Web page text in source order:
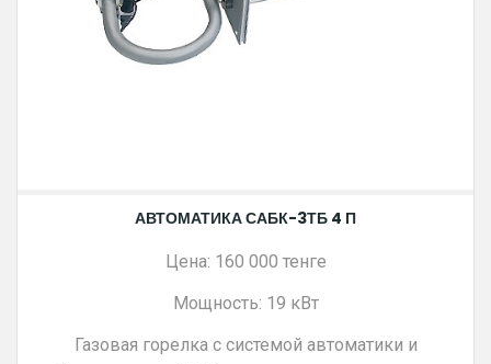
АВТОМАТИКА САБК-3ТБ 4 П
Цена: 160 000 тенге
Мощность: 19 кВт
Газовая горелка с системой автоматики и